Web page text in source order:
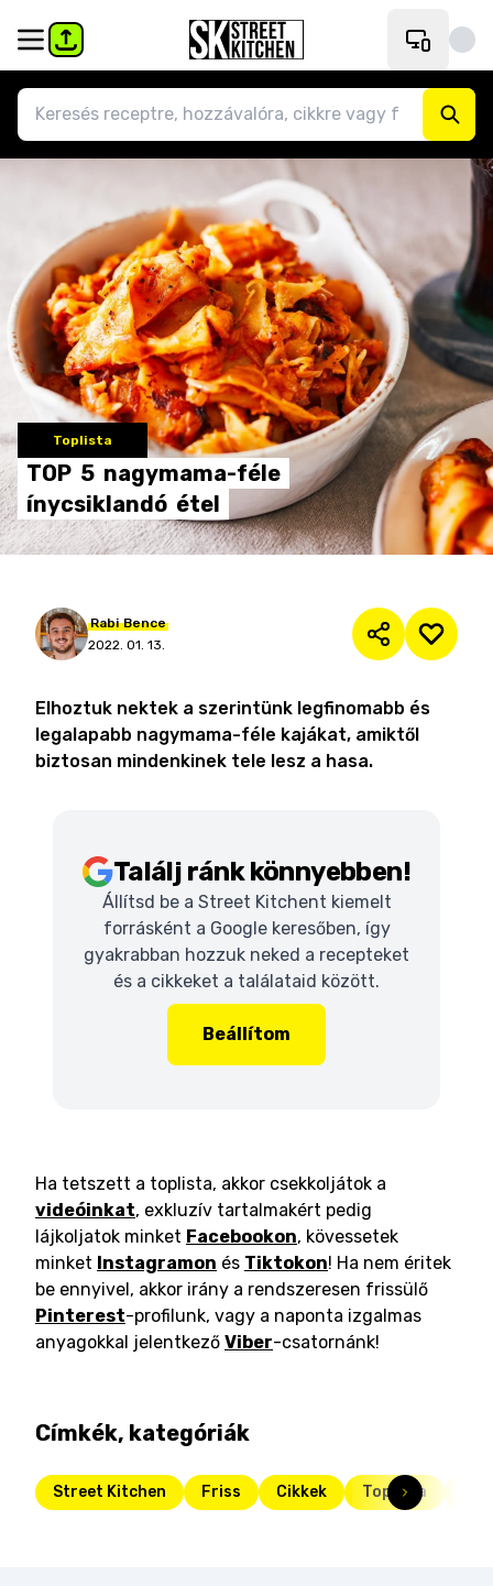
Toplista
TOP 5 nagymama-féle
ínycsiklandó étel
Rabi Bence
2022. 01. 13.
Elhoztuk nektek a szerintünk legfinomabb és
legalapabb nagymama-féle kajákat, amiktől
biztosan mindenkinek tele lesz a hasa.
Találj ránk könnyebben!
Állítsd be a Street Kitchent kiemelt
forrásként a Google keresőben, így
gyakrabban hozzuk neked a recepteket
és a cikkeket a találataid között.
Beállítom
Ha tetszett a toplista, akkor csekkoljátok a
videóinkat, exkluzív tartalmakért pedig
lájkoljatok minket Facebookon, kövessetek
minket Instagramon és Tiktokon! Ha nem éritek
be ennyivel, akkor irány a rendszeresen frissülő
Pinterest-profilunk, vagy a naponta izgalmas
anyagokkal jelentkező Viber-csatornánk!
Címkék, kategóriák
Street Kitchen Friss Cikkek Toplista